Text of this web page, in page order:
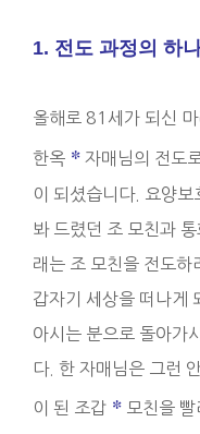
1. 전도 과정의 하
올해로 81세가 되신
한옥 * 자매님의 전도
이 되셨습니다. 요양
봐 드렸던 조 모친과
래는 조 모친을 전도하
갑자기 세상을 떠나게
아시는 분으로 돌아가
다. 한 자매님은 그런
이 된 조갑 * 모친을